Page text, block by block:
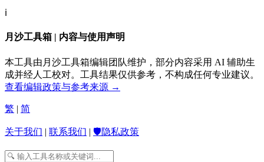
ℹ️
月沙工具箱 | 内容与使用声明
本工具由月沙工具箱编辑团队维护，部分内容采用 AI 辅助生
成并经人工校对。工具结果仅供参考，不构成任何专业建议。
查看编辑政策与参考来源 →
繁 | 简
关于我们 | 联系我们 | 🛡️隐私政策